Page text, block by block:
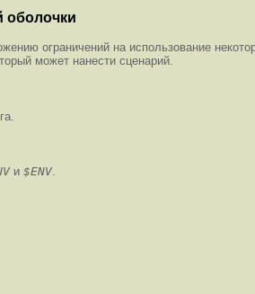
оболочки
ограничений на использование
может нанести сценарий.
и $ENV.